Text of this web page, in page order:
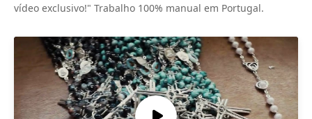
vídeo exclusivo!" Trabalho 100% manual em Portugal.